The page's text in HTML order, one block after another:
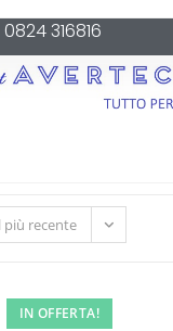
316816
più recente
IN OFFERTA!